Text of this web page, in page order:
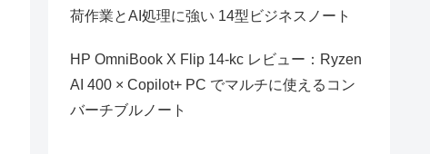
荷作業とAI処理に強い 14型ビジネスノート
HP OmniBook X Flip 14-kc レビュー：Ryzen
AI 400 × Copilot+ PC でマルチに使えるコン
バーチブルノート